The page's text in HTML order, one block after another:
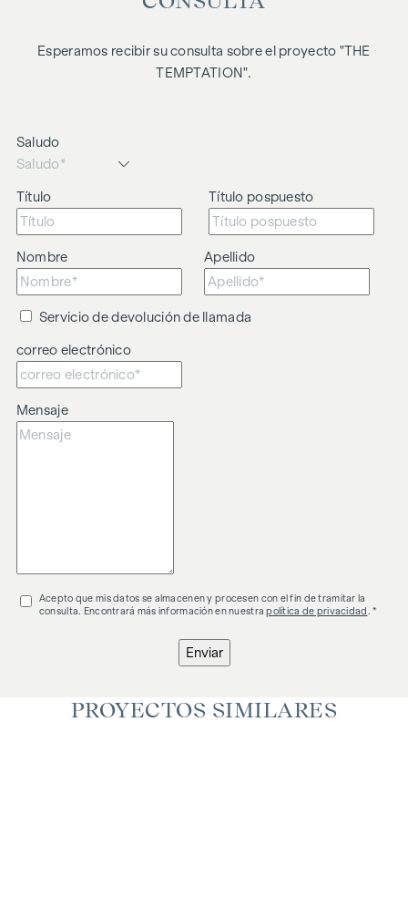
Esperamos recibir su consulta sobre el proyecto "THE
TEMPTATION".
Saludo
Título Título pospuesto
Nombre Apellido
Servicio de devolución de llamada
correo electrónico
Mensaje
Acepto que mis datos se almacenen y procesen con el fin de tramitar la
consulta. Encontrará más información en nuestrapolítica de privacidad . *
Enviar
PROYECTOS SIMILARES